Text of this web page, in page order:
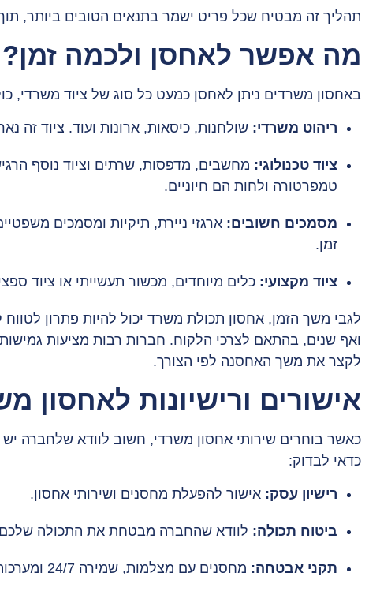
תהליך זה מבטיח שכל פריט ישמר בתנאים הטובים ביותר,
מה אפשר לאחסן ולכמה זמן?
באחסון משרדים ניתן לאחסן כמעט כל סוג של ציוד משרדי,
ריהוט משרדי: שולחנות, כיסאות, ארונות ועוד. ציוד זה
ציוד טכנולוגי: מחשבים, מדפסות, שרתים וציוד נוסף
טמפרטורה ולחות הם חיוניים.
מסמכים חשובים: ארגזי ניירת, תיקיות ומסמכים
זמן.
ציוד מקצועי: כלים מיוחדים, מכשור תעשייתי או ציוד
לגבי משך הזמן, אחסון תכולת משרד יכול להיות פתרון
ואף שנים, בהתאם לצרכי הלקוח. חברות רבות מציעות
לקצר את משך האחסנה לפי הצורך.
אישורים ורישיונות לאחסון
כאשר בוחרים שירותי אחסון משרדי, חשוב לוודא שלחברה יש
כדאי לבדוק:
רישיון עסק: אישור להפעלת מחסנים ושירותי אחסון.
ביטוח תכולה: לוודא שהחברה מבטחת את התכולה שלכם
תקני אבטחה: מחסנים עם מצלמות, שמירה 24/7 ומערכות התרעה מתקדמות.